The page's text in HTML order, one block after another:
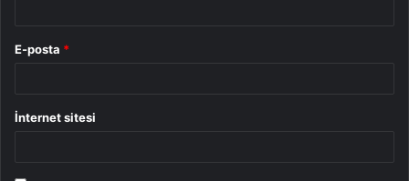
E-posta *
İnternet sitesi